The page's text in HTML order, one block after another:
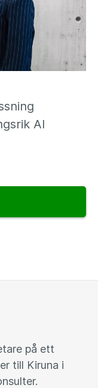
AI
på ett
till Kiruna i